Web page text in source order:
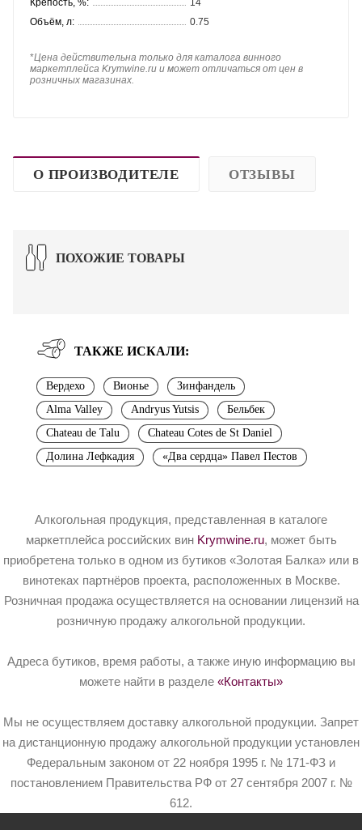
Объём, л:
0.75
*Цена действительна только для каталога винного
маркетплейса Krymwine.ru и может отличаться от цен в
розничных магазинах.
О ПРОИЗВОДИТЕЛЕ ОТЗЫВЫ
ПОХОЖИЕ ТОВАРЫ
ТАКЖЕ ИСКАЛИ:
Вердехо Вионье
Зинфандель
Alma Valley
Andryus Yutsis
Бельбек
Chateau de Talu
Chateau Cotes de St Daniel
Долина Лефкадия
«Два сердца» Павел Пестов
Алкогольная продукция, представленная в каталоге
маркетплейса российских вин Krymwine.ru, может быть
приобретена только в одном из бутиков «Золотая Балка» или в
винотеках партнёров проекта, расположенных в Москве.
Розничная продажа осуществляется на основании лицензий на
розничную продажу алкогольной продукции.
Адреса бутиков, время работы, а также иную информацию вы
можете найти в разделе «Контакты»
Мы не осуществляем доставку алкогольной продукции. Запрет
на дистанционную продажу алкогольной продукции установлен
Федеральным законом от 22 ноября 1995 г. № 171-ФЗ и
постановлением Правительства РФ от 27 сентября 2007 г. №
612.